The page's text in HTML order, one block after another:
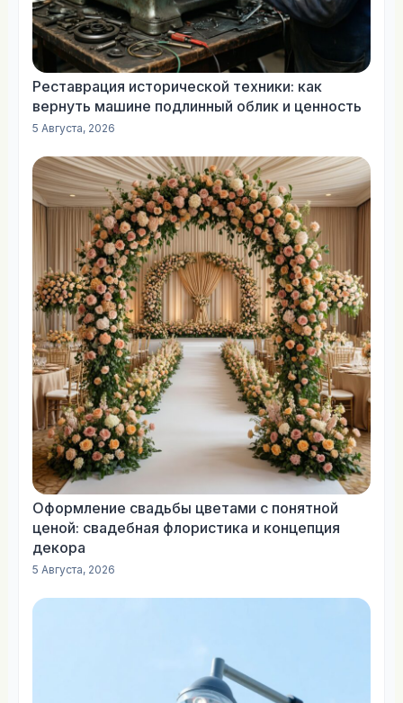
Реставрация исторической техники: как
вернуть машине подлинный облик и ценность
5 Августа, 2026
Оформление свадьбы цветами с понятной
ценой: свадебная флористика и концепция
декора
5 Августа, 2026